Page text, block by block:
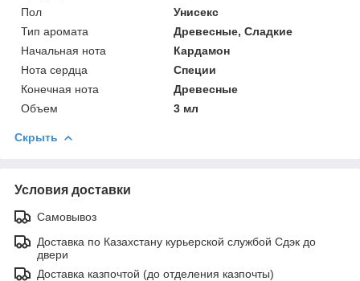
Пол
Унисекс
Тип аромата
Древесные, Сладкие
Начальная нота
Кардамон
Нота сердца
Специи
Конечная нота
Древесные
Объем
3 мл
Скрыть
Условия доставки
Самовывоз
Доставка по Казахстану курьерской службой Сдэк до
двери
Доставка казпочтой (до отделения казпочты)